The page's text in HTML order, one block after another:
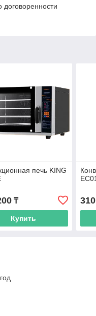
договоренности
печь KING
₸
Купить